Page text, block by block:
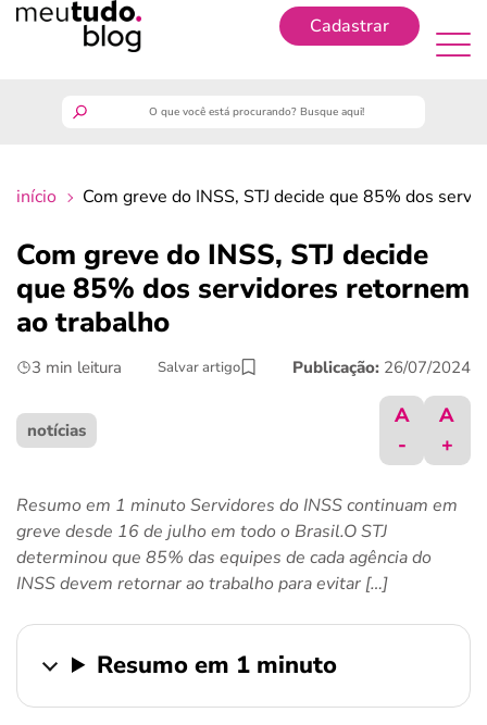
Cadastrar
finanças
benefícios
últimas notícias
ferramentas
início Com greve do INSS, STJ decide que 85% dos
Com greve do INSS, STJ decide
que 85% dos servidores retornem
ao trabalho
3 min leitura Salvar artigo Publicação: 26/07/2024
notícias
A
-
A
+
Resumo em 1 minuto Servidores do INSS continuam em
greve desde 16 de julho em todo o Brasil.O STJ
determinou que 85% das equipes de cada agência do
INSS devem retornar ao trabalho para evitar […]
Resumo em 1 minuto